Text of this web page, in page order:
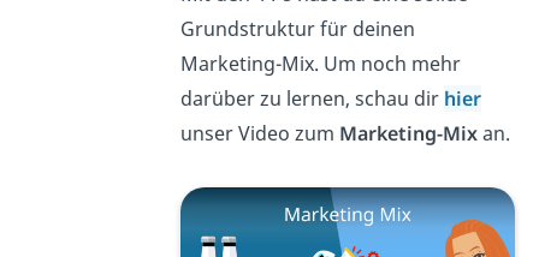
Grundstruktur für deinen
Marketing-Mix. Um noch mehr
darüber zu lernen, schau dir hier
unser Video zum Marketing-Mixan.